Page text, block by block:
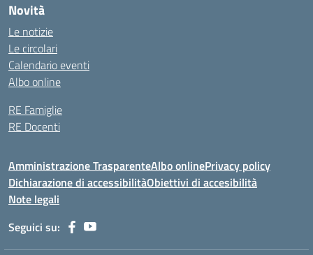
Novità
Le notizie
Le circolari
Calendario eventi
Albo online
RE Famiglie
RE Docenti
Amministrazione TrasparenteAlbo onlinePrivacy policy
Dichiarazione di accessibilitàObiettivi di accesibilità
Note legali
Seguici su: